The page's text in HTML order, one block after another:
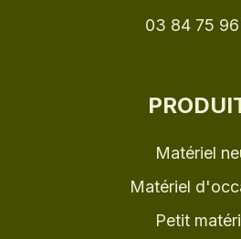
03 84 75
Matériel
Matériel
Petit